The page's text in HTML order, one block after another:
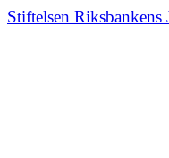
Stiftelsen Riksbankens